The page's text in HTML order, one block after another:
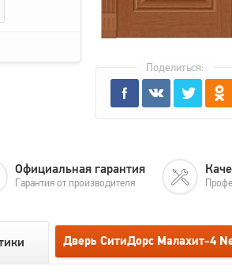
Поделиться:
Официальная гарантия
Гарантия от производителя
Дверь СитиДорс Малахит-4